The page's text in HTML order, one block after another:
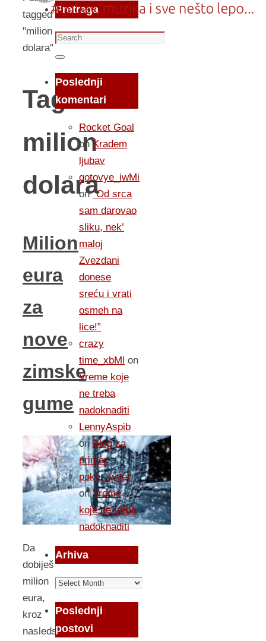
tagged
"milion
dolara"
Tag:
milion
dolara
Milion
eura
za
nove
zimske
gume
Da
dobiješ
milion
eura,
kroz
nasledstvo,
Pretraga
Search
for:
Search
Poslednji
komentari
Rocket Goal
onKradem
ljubav
gotovye_iwMi
on“Od srca
sam darovao
sliku, nek’
maloj
Zvezdani
donese
sreću i vrati
osmeh na
lice!”
crazy
time_xbMl on
Vreme koje
ne treba
nadoknaditi
LennyAspib
onBlog za
primer
poker_wyer
onVreme
koje ne treba
nadoknaditi
Arhiva
Arhiva
Poslednji
postovi